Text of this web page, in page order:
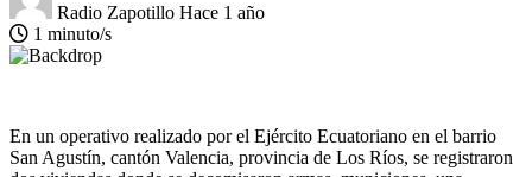
Radio Zapotillo Hace 1 año
1 minuto/s
En un operativo realizado por el Ejército Ecuatoriano en el barrio
San Agustín, cantón Valencia, provincia de Los Ríos, se registraron